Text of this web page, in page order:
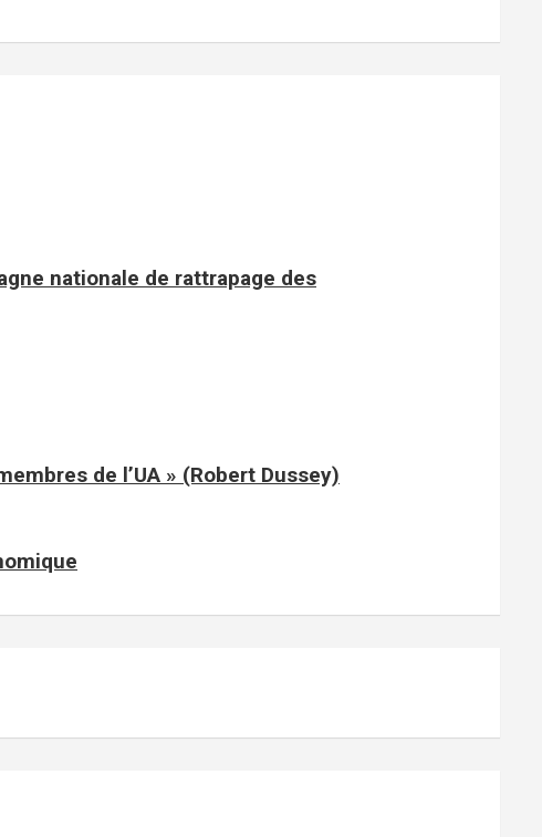
nationale de rattrapage des
de l’UA » (Robert Dussey)